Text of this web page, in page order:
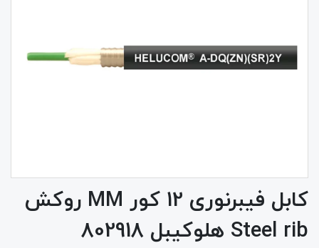
کابل فیبرنوری 12 کور MM روکش
Steel rib هلوکیبل 802918